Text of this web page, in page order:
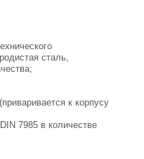
сталь,
к корпусу
7985 в количестве